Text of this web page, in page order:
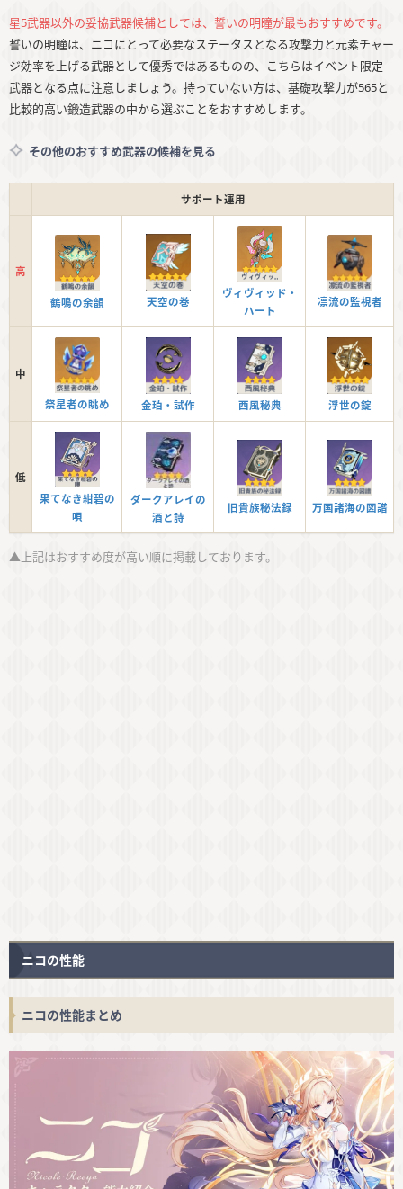
星5武器以外の妥協武器候補としては、誓いの明瞳が最もおすすめです。
誓いの明瞳は、ニコにとって必要なステータスとなる攻撃力と元素チャー
ジ効率を上げる武器として優秀ではあるものの、こちらはイベント限定
武器となる点に注意しましょう。持っていない方は、基礎攻撃力が565と
比較的高い鍛造武器の中から選ぶことをおすすめします。
その他のおすすめ武器の候補を見る
サポート運用
高
鶴鳴の余韻 天空の巻
ヴィヴィッド・
ハート
凛流の監視者
中
祭星者の眺め 金珀・試作 西風秘典 浮世の錠
低
果てなき紺碧の
唄
ダークアレイの
酒と詩
旧貴族秘法録 万国諸海の図譜
▲上記はおすすめ度が高い順に掲載しております。
ニコの性能
ニコの性能まとめ